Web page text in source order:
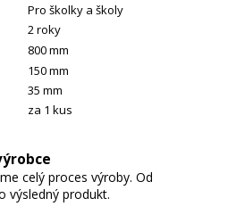
Pro školky a školy
2 roky
800 mm
150 mm
35 mm
za 1 kus
celý proces výroby. Od
výsledný produkt.